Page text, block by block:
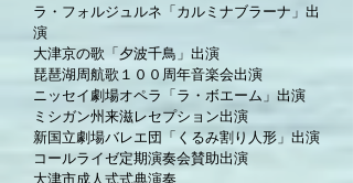
ラ・フォルジュルネ「カルミナブラーナ」出
演
大津京の歌「夕波千鳥」出演
琵琶湖周航歌１００周年音楽会出演
ニッセイ劇場オペラ「ラ・ボエーム」出演
ミシガン州来滋レセプション出演
新国立劇場バレエ団「くるみ割り人形」出演
コールライゼ定期演奏会賛助出演
大津市成人式式典演奏